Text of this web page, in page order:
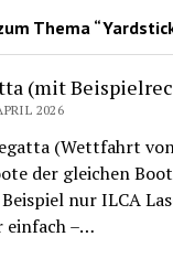
Thema
(mit
2026
(Wettfahrt
der gleichen
nur ILCA
einfach –…